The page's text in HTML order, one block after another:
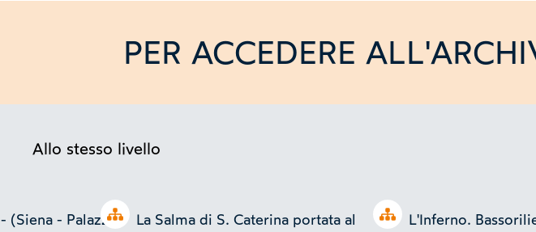
PER ACCEDERE
Allo stesso livello
Open tree
(Siena - Palazzo Open tree
La Salma di S. Caterina portata al
L'Inferno.